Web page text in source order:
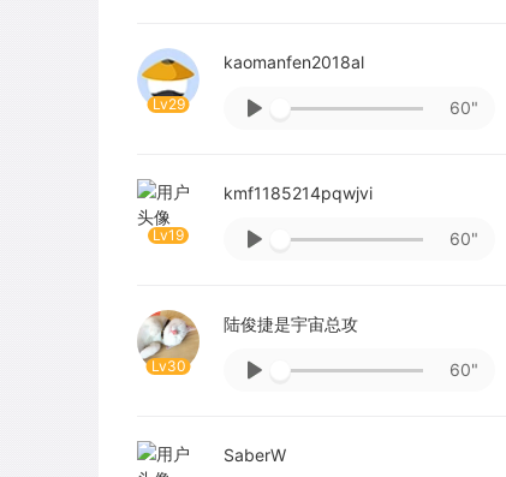
Lv29
kaomanfen2018al
60"
Lv19
kmf1185214pqwjvi
60"
Lv30
陆俊捷是宇宙总攻
60"
SaberW